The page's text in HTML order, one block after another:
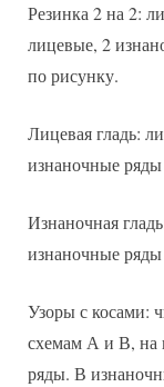
Резинка 2 на 2:
лицевые, 2
по рисунку.
Лицевая гладь:
изнаночные
Изнаночная
изнаночные
Узоры с косами:
схемам А и В, на
ряды. В